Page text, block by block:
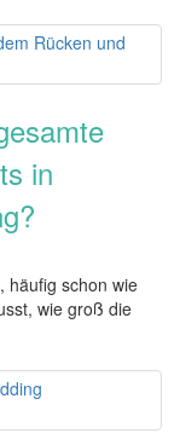
in
häufig schon wie
wie groß die